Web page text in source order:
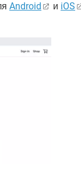
Android и iOS